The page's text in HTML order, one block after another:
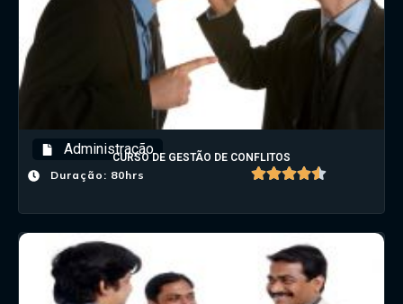
AdministraçãoCURSO DE GESTÃO DE CONFLITOS
Duração: 80hrs